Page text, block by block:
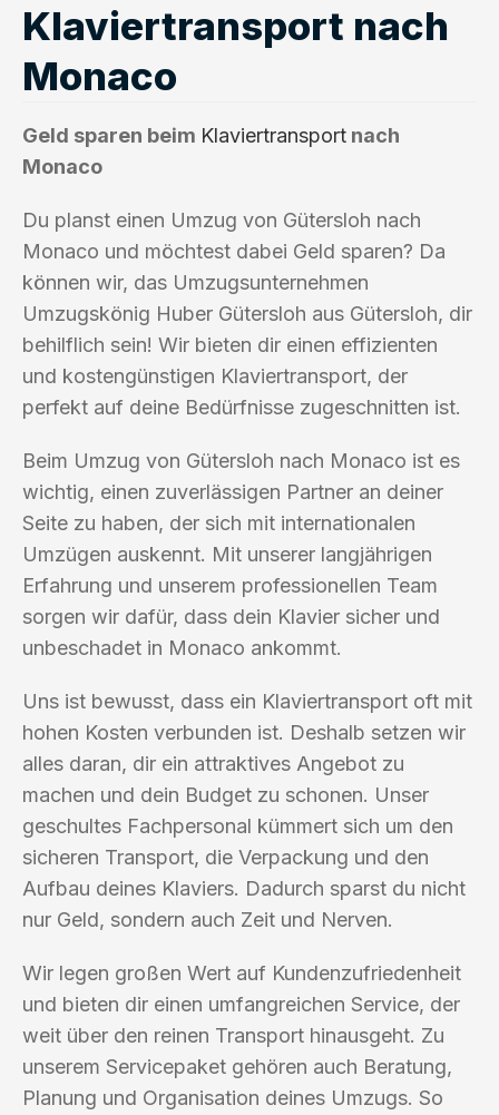
Klaviertransport nach
Monaco
Geld sparen beim Klaviertransport nach
Monaco
Du planst einen Umzug von Gütersloh nach
Monaco und möchtest dabei Geld sparen? Da
können wir, das Umzugsunternehmen
Umzugskönig Huber Gütersloh aus Gütersloh, dir
behilflich sein! Wir bieten dir einen effizienten
und kostengünstigen Klaviertransport, der
perfekt auf deine Bedürfnisse zugeschnitten ist.
Beim Umzug von Gütersloh nach Monaco ist es
wichtig, einen zuverlässigen Partner an deiner
Seite zu haben, der sich mit internationalen
Umzügen auskennt. Mit unserer langjährigen
Erfahrung und unserem professionellen Team
sorgen wir dafür, dass dein Klavier sicher und
unbeschadet in Monaco ankommt.
Uns ist bewusst, dass ein Klaviertransport oft mit
hohen Kosten verbunden ist. Deshalb setzen wir
alles daran, dir ein attraktives Angebot zu
machen und dein Budget zu schonen. Unser
geschultes Fachpersonal kümmert sich um den
sicheren Transport, die Verpackung und den
Aufbau deines Klaviers. Dadurch sparst du nicht
nur Geld, sondern auch Zeit und Nerven.
Wir legen großen Wert auf Kundenzufriedenheit
und bieten dir einen umfangreichen Service, der
weit über den reinen Transport hinausgeht. Zu
unserem Servicepaket gehören auch Beratung,
Planung und Organisation deines Umzugs. So